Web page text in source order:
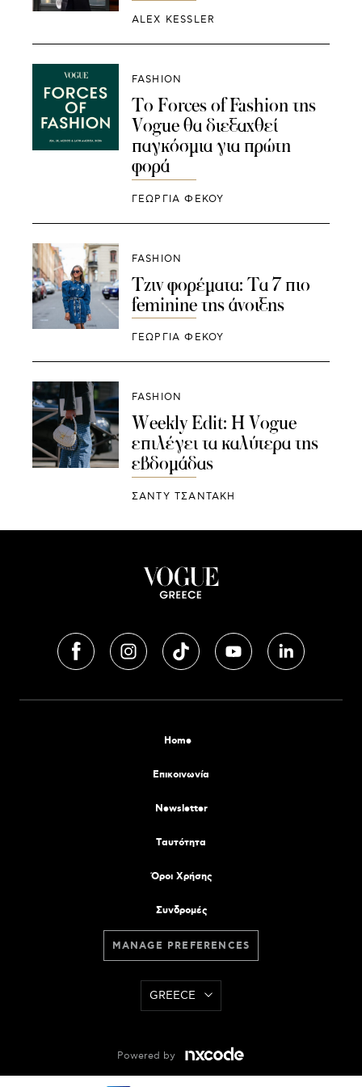
ALEX KESSLER
FASHION
Το Forces of Fashion της
Vogue θα διεξαχθεί
παγκόσμια για πρώτη
φορά
ΓΕΩΡΓΙΑ ΦΕΚΟΥ
FASHION
Τζιν φορέματα: Τα 7 πιο
feminine της άνοιξης
ΓΕΩΡΓΙΑ ΦΕΚΟΥ
FASHION
Weekly Edit: Η Vogue
επιλέγει τα καλύτερα της
εβδομάδας
ΣΑΝΤΥ ΤΣΑΝΤΑΚΗ
Home
Επικοινωνία
Newsletter
Tαυτότητα
Όροι Χρήσης
Συνδρομές
MANAGE PREFERENCES
GREECE
Powered by